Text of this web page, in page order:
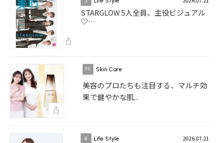
STARGLOW 5人全員、主役ビジュアル
♡…
Skin Care
美容のプロたちも注目する、マルチ効
果で健やかな肌...
4 Life Style 2026.07.21